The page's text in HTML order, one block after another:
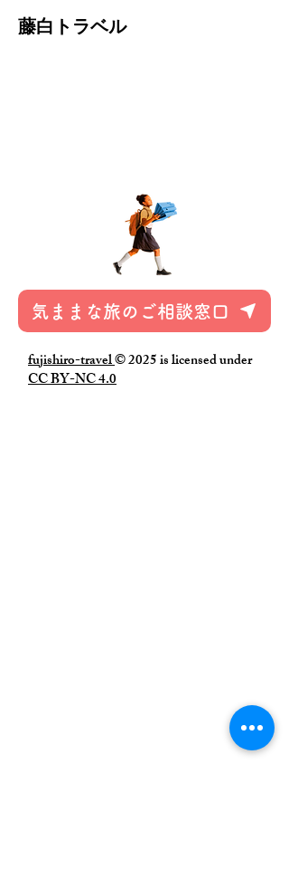
藤白トラベル
気ままな旅のご相談窓口
fujishiro-travel© 2025 is licensed under
CC BY-NC 4.0